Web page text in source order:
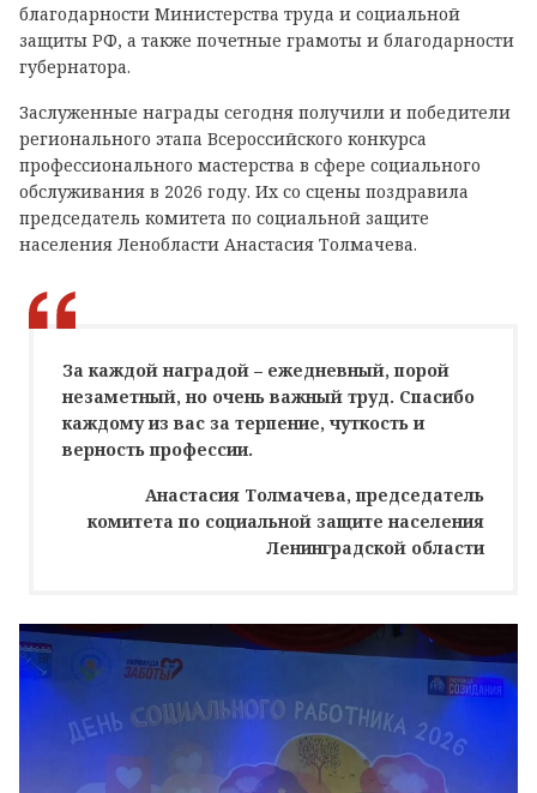
благодарности Министерства труда и социальной
защиты РФ, а также почетные грамоты и благодарности
губернатора.
Заслуженные награды сегодня получили и победители
регионального этапа Всероссийского конкурса
профессионального мастерства в сфере социального
обслуживания в 2026 году. Их со сцены поздравила
председатель комитета по социальной защите
населения Ленобласти Анастасия Толмачева.
За каждой наградой – ежедневный, порой
незаметный, но очень важный труд. Спасибо
каждому из вас за терпение, чуткость и
верность профессии.
Анастасия Толмачева, председатель
комитета по социальной защите населения
Ленинградской области